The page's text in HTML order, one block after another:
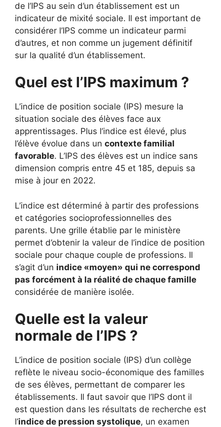
de l’IPS au sein d’un établissement est un
indicateur de mixité sociale. Il est important de
considérer l’IPS comme un indicateur parmi
d’autres, et non comme un jugement définitif
sur la qualité d’un établissement.
Quel est l’IPS maximum ?
L’indice de position sociale (IPS) mesure la
situation sociale des élèves face aux
apprentissages. Plus l’indice est élevé, plus
l’élève évolue dans un contexte familial
favorable. L’IPS des élèves est un indice sans
dimension compris entre 45 et 185, depuis sa
mise à jour en 2022.
L’indice est déterminé à partir des professions
et catégories socioprofessionnelles des
parents. Une grille établie par le ministère
permet d’obtenir la valeur de l’indice de position
sociale pour chaque couple de professions. Il
s’agit d’un indice «moyen» qui ne correspond
pas forcément à la réalité de chaque famille
considérée de manière isolée.
Quelle est la valeur
normale de l’IPS ?
L’indice de position sociale (IPS) d’un collège
reflète le niveau socio-économique des familles
de ses élèves, permettant de comparer les
établissements. Il faut savoir que l’IPS dont il
est question dans les résultats de recherche est
l’indice de pression systolique, un examen